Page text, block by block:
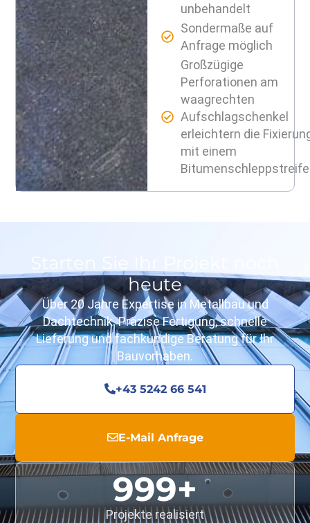
unbehandelt
Sondermaße auf
Anfrage möglich
Großzügige
Perforationen am
waagrechten
Aufschlagschenkel
erleichtern die
mit einem
heute
Über 20 Jahre Expertise in Metallbau und
Dachtechnik. Präzise Fertigung, schnelle
Lieferung und fachkundige Beratung für Ihr
Bauvorhaben.
+43 5242 66 541
E-Mail Anfrage
Projekte realisiert
1,000+